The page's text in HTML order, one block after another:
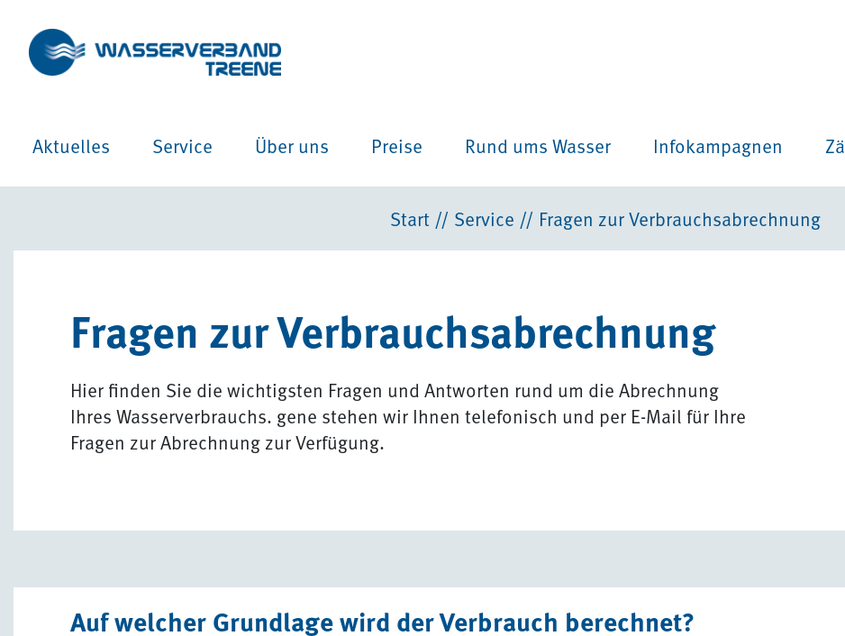
Aktuelles Service Über uns Preise Rund ums Wasser Infokampagnen
Start // Service // Fragen zur Verbrauchsabrechnung
Fragen zur Verbrauchsabrechnung
Hier finden Sie die wichtigsten Fragen und Antworten rund um die Abrechnung
Ihres Wasserverbrauchs. gene stehen wir Ihnen telefonisch und per E-Mail für Ihre
Fragen zur Abrechnung zur Verfügung.
Auf welcher Grundlage wird der Verbrauch berechnet?